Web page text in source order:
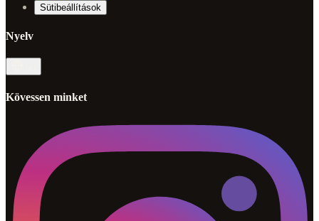
Sütibeállítások
Nyelv
Kövessen minket